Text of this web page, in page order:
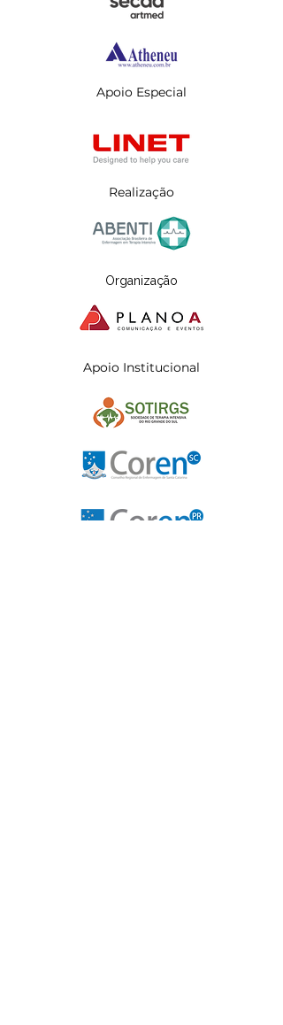
Apoio Especial
Realização
Organização
Apoio Institucional